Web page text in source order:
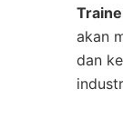
akan
dan